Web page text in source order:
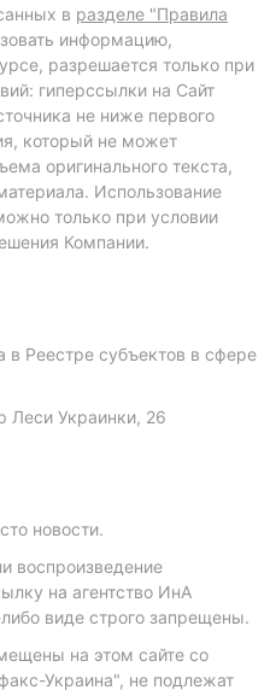
в разделе "Правила
информацию,
разрешается только при
гиперссылки на Сайт
не ниже первого
который не может
оригинального текста,
Использование
только при условии
Компании.
Реестре субъектов в сфере
Леси Украинки, 26
новости.
воспроизведение
на агентство ИнА
виде строго запрещены.
на этом сайте со
Украина", не подлежат